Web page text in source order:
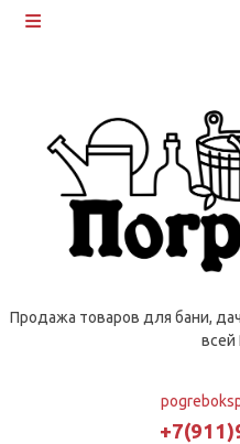
Продажа товаров для бани,
всей